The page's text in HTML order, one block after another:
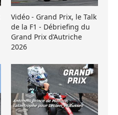
Vidéo - Grand Prix, le Talk
de la F1 - Débriefing du
Grand Prix d’Autriche
2026